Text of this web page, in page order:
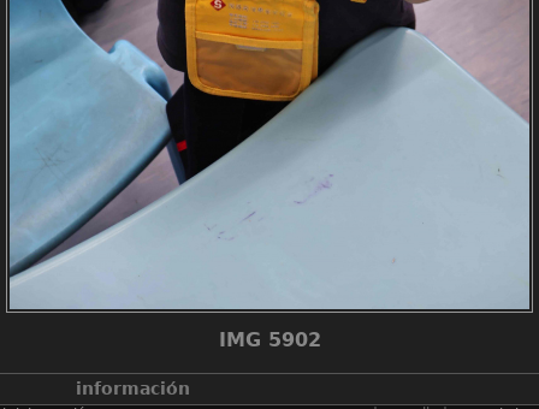
IMG 5902
información